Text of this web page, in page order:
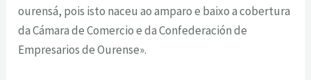
ourensá, pois isto naceu ao amparo e baixo a cobertura
da Cámara de Comercio e da Confederación de
Empresarios de Ourense».